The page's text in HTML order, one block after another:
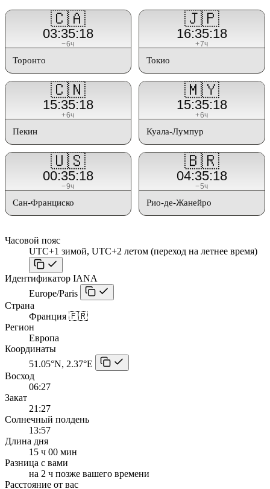
🇨🇦
03:35:18
−6ч
Торонто
🇯🇵
16:35:18
+7ч
Токио
🇨🇳
15:35:18
+6ч
Пекин
🇲🇾
15:35:18
+6ч
Куала-Лумпур
🇺🇸
00:35:18
−9ч
Сан-Франциско
🇧🇷
04:35:18
−5ч
Рио-де-Жанейро
Часовой пояс
UTC+1 зимой, UTC+2 летом (переход на летнее время)
Идентификатор IANA
Europe/Paris
Страна
Франция 🇫🇷
Регион
Европа
Координаты
51.05°N, 2.37°E
Восход
06:27
Закат
21:27
Солнечный полдень
13:57
Длина дня
15 ч 00 мин
Разница с вами
на 2 ч позже вашего времени
Расстояние от вас